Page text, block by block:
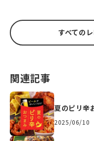
すべての
関連記事
夏のピリ辛
2025/06/10